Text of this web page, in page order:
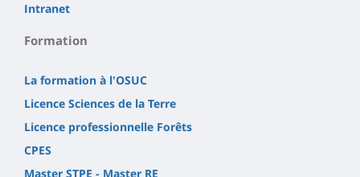
Intranet
Formation
La formation à l'OSUC
Licence Sciences de la Terre
Licence professionnelle Forêts
CPES
Master STPE - Master RE